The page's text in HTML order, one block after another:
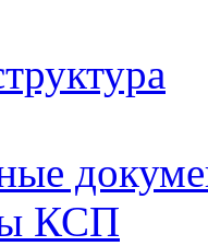
КСП